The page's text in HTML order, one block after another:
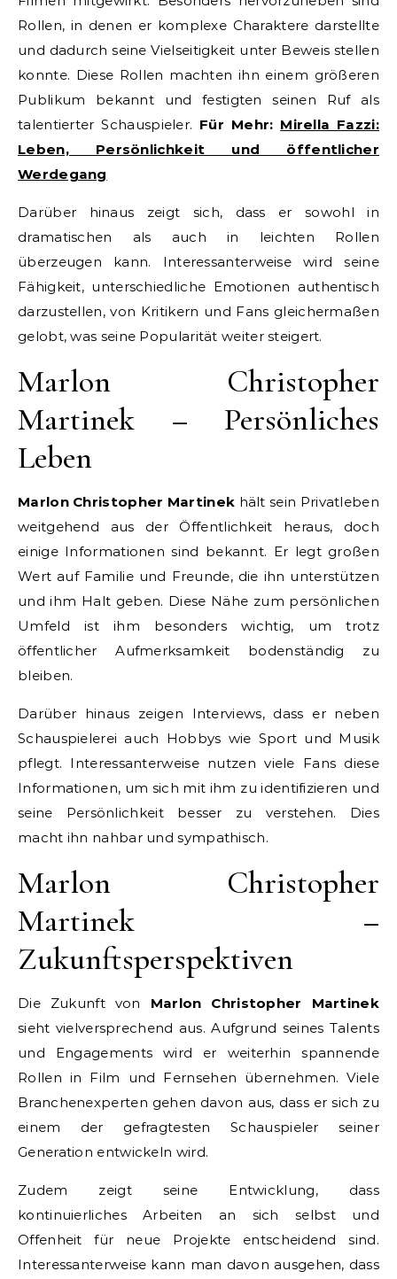
Rollen, in denen er komplexe Charaktere darstellte
und dadurch seine Vielseitigkeit unter Beweis stellen
konnte. Diese Rollen machten ihn einem größeren
Publikum bekannt und festigten seinen Ruf als
talentierter Schauspieler. Für Mehr: Mirella Fazzi:
Leben, Persönlichkeit und öffentlicher
Werdegang
Darüber hinaus zeigt sich, dass er sowohl in
dramatischen als auch in leichten Rollen
überzeugen kann. Interessanterweise wird seine
Fähigkeit, unterschiedliche Emotionen authentisch
darzustellen, von Kritikern und Fans gleichermaßen
gelobt, was seine Popularität weiter steigert.
Marlon Christopher
Martinek – Persönliches
Leben
Marlon Christopher Martinek hält sein Privatleben
weitgehend aus der Öffentlichkeit heraus, doch
einige Informationen sind bekannt. Er legt großen
Wert auf Familie und Freunde, die ihn unterstützen
und ihm Halt geben. Diese Nähe zum persönlichen
Umfeld ist ihm besonders wichtig, um trotz
öffentlicher Aufmerksamkeit bodenständig zu
bleiben.
Darüber hinaus zeigen Interviews, dass er neben
Schauspielerei auch Hobbys wie Sport und Musik
pflegt. Interessanterweise nutzen viele Fans diese
Informationen, um sich mit ihm zu identifizieren und
seine Persönlichkeit besser zu verstehen. Dies
macht ihn nahbar und sympathisch.
Marlon Christopher
Martinek –
Zukunftsperspektiven
Die Zukunft von Marlon Christopher Martinek
sieht vielversprechend aus. Aufgrund seines Talents
und Engagements wird er weiterhin spannende
Rollen in Film und Fernsehen übernehmen. Viele
Branchenexperten gehen davon aus, dass er sich zu
einem der gefragtesten Schauspieler seiner
Generation entwickeln wird.
Zudem zeigt seine Entwicklung, dass
kontinuierliches Arbeiten an sich selbst und
Offenheit für neue Projekte entscheidend sind.
Interessanterweise kann man davon ausgehen, dass